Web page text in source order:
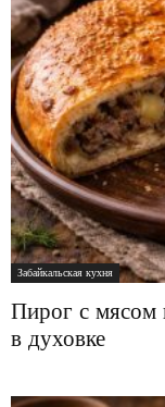
Забайкальская кухня
Пирог с мясом
в духовке